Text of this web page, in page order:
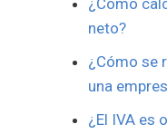
¿Cómo
neto?
¿Cómo se
una
¿El IVA es